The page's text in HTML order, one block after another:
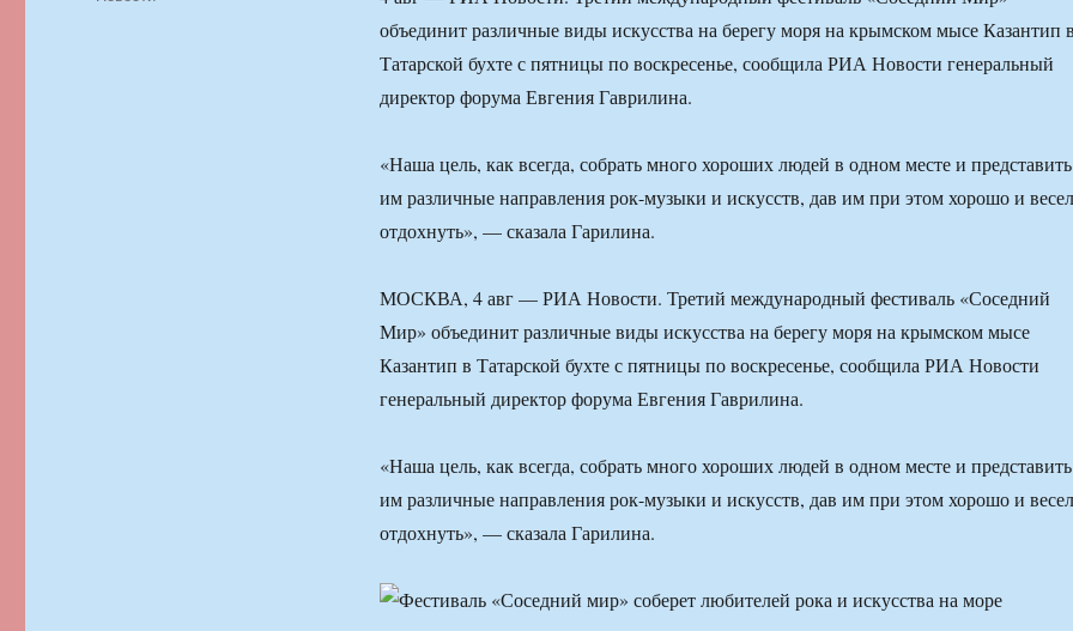
объединит различные виды искусства на берегу моря на крымском мысе Казантип
Татарской бухте с пятницы по воскресенье, сообщила РИА Новости генеральный
директор форума Евгения Гаврилина.
«Наша цель, как всегда, собрать много хороших людей в одном месте и представить
им различные направления рок-музыки и искусств, дав им при этом хорошо и
отдохнуть», — сказала Гарилина.
МОСКВА, 4 авг — РИА Новости. Третий международный фестиваль «Соседний
Мир» объединит различные виды искусства на берегу моря на крымском мысе
Казантип в Татарской бухте с пятницы по воскресенье, сообщила РИА Новости
генеральный директор форума Евгения Гаврилина.
«Наша цель, как всегда, собрать много хороших людей в одном месте и представить
им различные направления рок-музыки и искусств, дав им при этом хорошо и
отдохнуть», — сказала Гарилина.